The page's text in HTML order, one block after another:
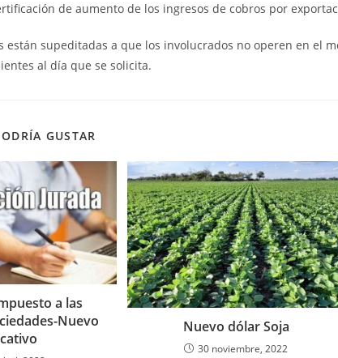
de aumento de los ingresos de cobros por
están supeditadas a que los involucrados no operen en el
al día que se solicita.
GUSTAR
a las
Nuevo
Nuevo dólar Soja
30 noviembre, 2022